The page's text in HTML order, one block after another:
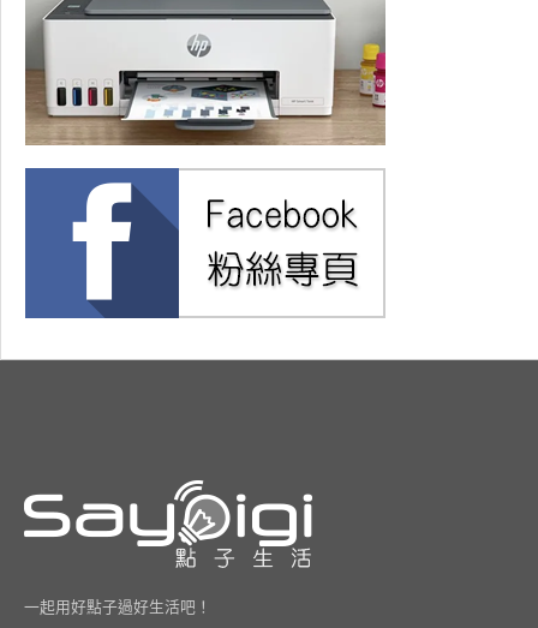
一起用好點子過好生活吧！